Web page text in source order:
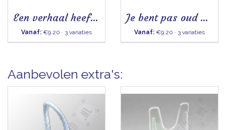
Een verhaal heeft altijd twee kanten - Tegeltje
Vanaf: €9.20 · 3 variaties
Je bent pas oud als men zegt - Tegeltje
Vanaf: €9.20 · 3 variaties
Aanbevolen extra's: